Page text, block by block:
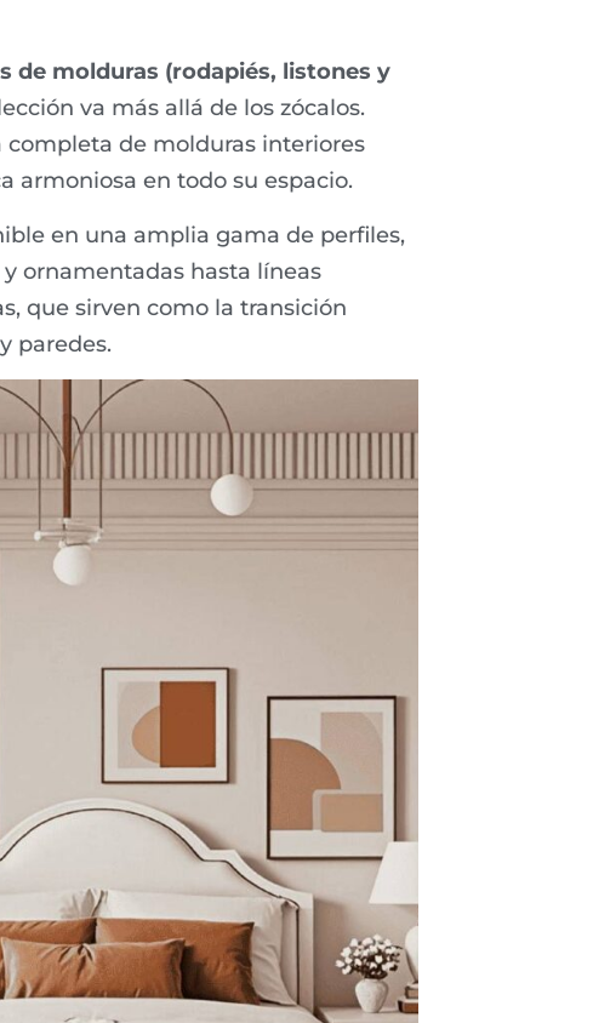
de molduras (rodapiés, listones y
va más allá de los zócalos.
completa de molduras interiores
armoniosa en todo su espacio.
en una amplia gama de perfiles,
ornamentadas hasta líneas
que sirven como la transición
paredes.